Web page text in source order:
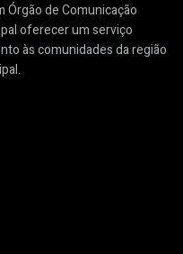
Órgão de Comunicação
oferecer um serviço
às comunidades da região